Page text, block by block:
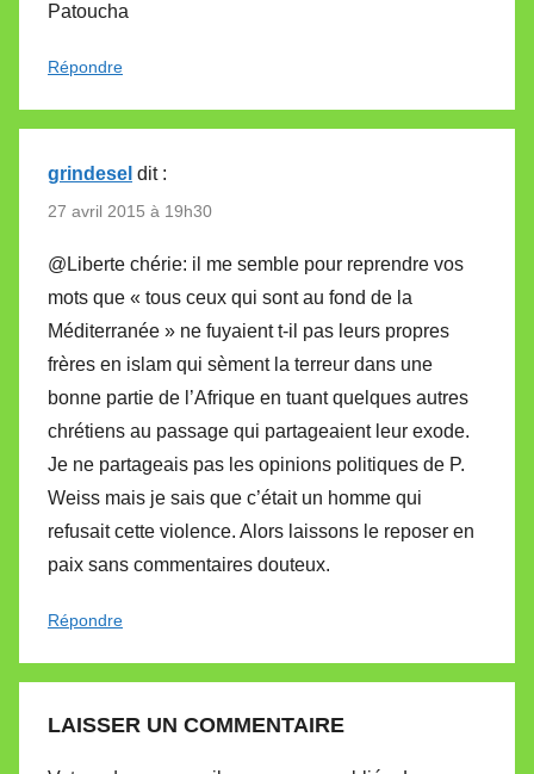
Patoucha
Répondre
grindesel dit :
27 avril 2015 à 19h30
@Liberte chérie: il me semble pour reprendre vos
mots que « tous ceux qui sont au fond de la
Méditerranée » ne fuyaient t-il pas leurs propres
frères en islam qui sèment la terreur dans une
bonne partie de l’Afrique en tuant quelques autres
chrétiens au passage qui partageaient leur exode.
Je ne partageais pas les opinions politiques de P.
Weiss mais je sais que c’était un homme qui
refusait cette violence. Alors laissons le reposer en
paix sans commentaires douteux.
Répondre
LAISSER UN COMMENTAIRE